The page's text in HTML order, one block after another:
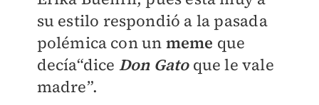
su estilo respondió a la pasada
polémica con un meme que
decía“dice Don Gatoque le vale
madre”.